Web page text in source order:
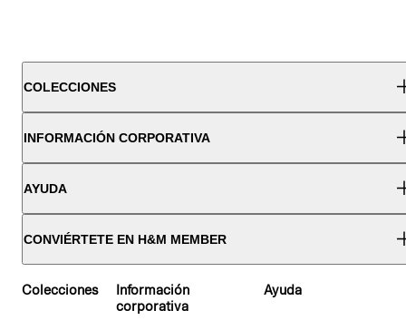
COLECCIONES
INFORMACIÓN CORPORATIVA
AYUDA
CONVIÉRTETE EN H&M MEMBER
Colecciones
Información
corporativa
Ayuda